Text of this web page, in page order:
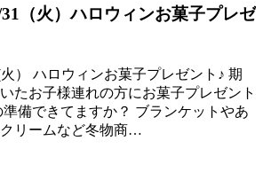
（火）ハロウィンお菓子プレゼ
） ハロウィンお菓子プレゼント♪ 期
たお子様連れの方にお菓子プレゼント
備できてますか？ ブランケットやあ
リームなど冬物商…